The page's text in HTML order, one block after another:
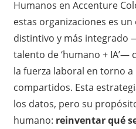
Humanos en Accenture
estas organizaciones es
distintivo y más integrado
talento de ‘humano +
la fuerza laboral en torno
compartidos. Esta
los datos, pero su
humano: reinventar qué